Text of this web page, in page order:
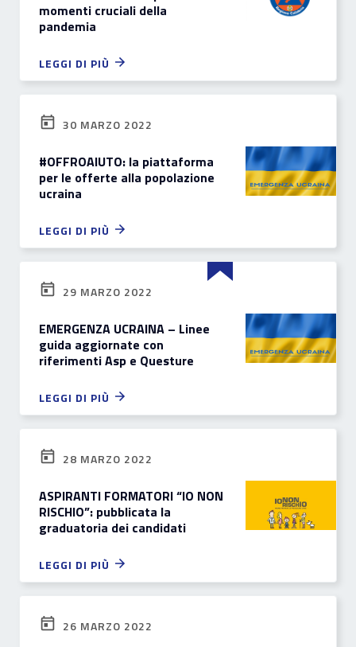
momenti cruciali della
pandemia
LEGGI DI PIÙ
30 MARZO 2022
#OFFROAIUTO: la piattaforma
per le offerte alla popolazione
ucraina
LEGGI DI PIÙ
29 MARZO 2022
EMERGENZA UCRAINA – Linee
guida aggiornate con
riferimenti Asp e Questure
LEGGI DI PIÙ
28 MARZO 2022
ASPIRANTI FORMATORI “IO NON
RISCHIO”: pubblicata la
graduatoria dei candidati
LEGGI DI PIÙ
26 MARZO 2022